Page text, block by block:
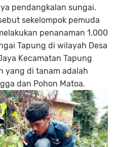
pendangkalan sungai.
sekelompok pemuda
penanaman 1.000
Tapung di wilayah Desa
Kecamatan Tapung
yang di tanam adalah
dan Pohon Matoa.